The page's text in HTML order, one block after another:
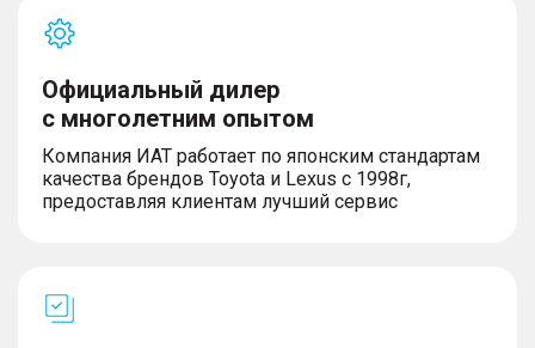
Официальный дилер
с многолетним опытом
Компания ИАТ работает по японским стандартам
качества брендов Toyota и Lexus с 1998г,
предоставляя клиентам лучший сервис